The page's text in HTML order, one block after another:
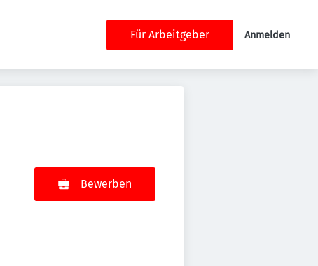
Für Arbeitgeber Anmelden
Bewerben